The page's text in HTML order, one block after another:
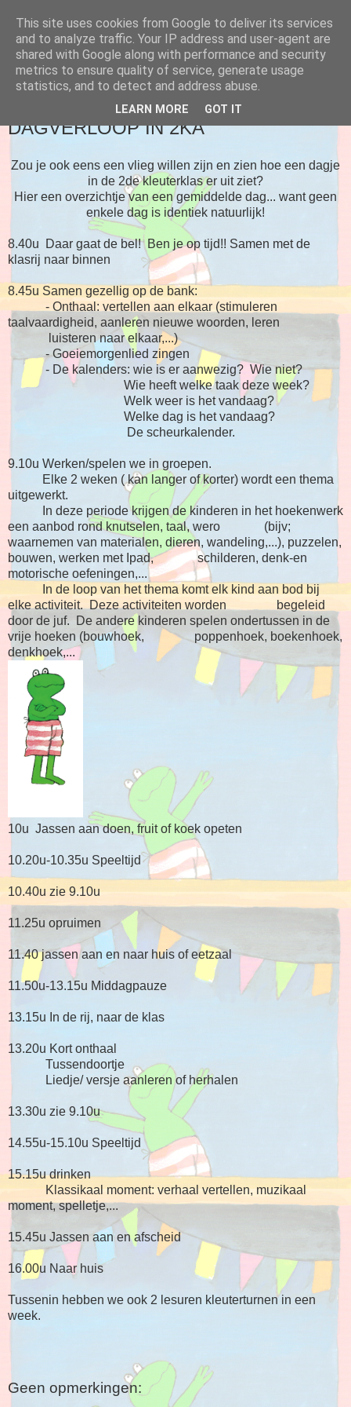
Blog 2de kleuter A
DAGVERLOOP IN 2KA
Zou je ook eens een vlieg willen zijn en zien hoe een dagje
in de 2de kleuterklas er uit ziet?
Hier een overzichtje van een gemiddelde dag... want geen
enkele dag is identiek natuurlijk!
8.40u Daar gaat de bel! Ben je op tijd!! Samen met de
klasrij naar binnen
8.45u Samen gezellig op de bank:
- Onthaal: vertellen aan elkaar (stimuleren
taalvaardigheid, aanleren nieuwe woorden, leren
luisteren naar elkaar,...)
- Goeiemorgenlied zingen
- De kalenders: wie is er aanwezig? Wie niet?
Wie heeft welke taak deze week?
Welk weer is het vandaag?
Welke dag is het vandaag?
De scheurkalender.
9.10u Werken/spelen we in groepen.
Elke 2 weken ( kan langer of korter) wordt een thema
uitgewerkt.
In deze periode krijgen de kinderen in het hoekenwerk
een aanbod rond knutselen, taal, wero (bijv;
waarnemen van materialen, dieren, wandeling,...), puzzelen,
bouwen, werken met Ipad, schilderen, denk-en
motorische oefeningen,...
In de loop van het thema komt elk kind aan bod bij
elke activiteit. Deze activiteiten worden begeleid
door de juf. De andere kinderen spelen ondertussen in de
vrije hoeken (bouwhoek, poppenhoek, boekenhoek,
denkhoek,...
10u Jassen aan doen, fruit of koek opeten
10.20u-10.35u Speeltijd
10.40u zie 9.10u
11.25u opruimen
11.40 jassen aan en naar huis of eetzaal
11.50u-13.15u Middagpauze
13.15u In de rij, naar de klas
13.20u Kort onthaal
Tussendoortje
Liedje/ versje aanleren of herhalen
13.30u zie 9.10u
14.55u-15.10u Speeltijd
15.15u drinken
Klassikaal moment: verhaal vertellen, muzikaal
moment, spelletje,...
15.45u Jassen aan en afscheid
16.00u Naar huis
Tussenin hebben we ook 2 lesuren kleuterturnen in een
week.
Geen opmerkingen:
This site uses cookies from Google to deliver its services
and to analyze traffic. Your IP address and user-agent are
shared with Google along with performance and security
metrics to ensure quality of service, generate usage
statistics, and to detect and address abuse.
LEARN MORE GOT IT